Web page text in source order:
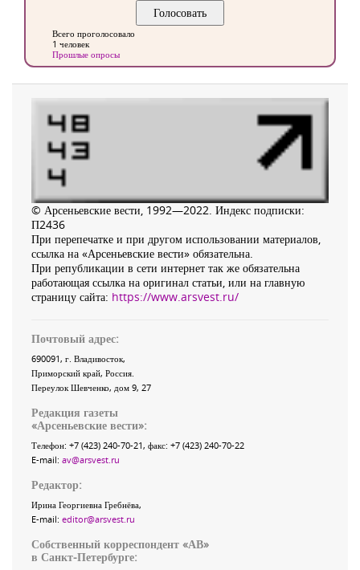
Всего проголосовало
1 человек
Прошлые опросы
© Арсеньевские вести, 1992—2022. Индекс подписки:
П2436
При перепечатке и при другом использовании материалов,
ссылка на «Арсеньевские вести» обязательна.
При републикации в сети интернет так же обязательна
работающая ссылка на оригинал статьи, или на главную
страницу сайта: https://www.arsvest.ru/
Почтовый адрес:
690091, г. Владивосток,
Приморский край, Россия
Переулок Шевченко, дом 9, 27
Редакция газеты
«Арсеньевские вести»:
Телефон: +7 (423) 240-70-21, факс: +7 (423) 240-70-22
E-mail: av@arsvest.ru
Редактор:
Ирина Георгиевна Гребнёва,
E-mail: editor@arsvest.ru
Собственный корреспондент «АВ»
в Санкт-Петербурге: